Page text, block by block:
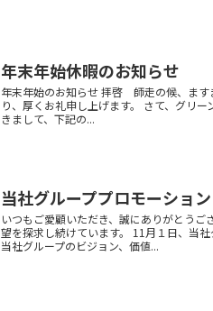
年末年始休暇のお知らせ
年末年始のお知らせ 拝啓 師走の候、ます
り、厚くお礼申し上げます。 さて、グリ
きまして、下記の...
当社グループプロモーショ
いつもご愛顧いただき、誠にありがとう
望を探求し続けています。 11月１日、当
当社グループのビジョン、価値...